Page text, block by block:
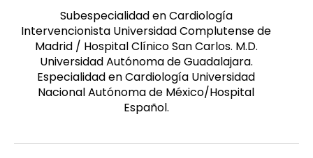
Masculino
Subespecialidad en Cardiología
Intervencionista Universidad Complutense de
Madrid / Hospital Clínico San Carlos. M.D.
Universidad Autónoma de Guadalajara.
Especialidad en Cardiología Universidad
Nacional Autónoma de México/Hospital
Español.